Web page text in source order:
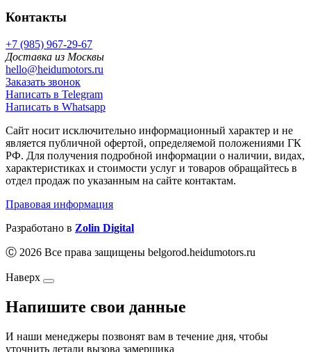
Контакты
+7 (985) 967-29-67
Доставка из Москвы
hello@heidumotors.ru
Заказать звонок
Написать в Telegram
Написать в Whatsapp
Сайт носит исключительно информационный характер и не
является публичной офертой, определяемой положениями ГК
РФ. Для получения подробной информации о наличии, видах,
характеристиках и стоимости услуг и товаров обращайтесь в
отдел продаж по указанным на сайте контактам.
Правовая информация
Разработано в Zolin Digital
Ⓒ 2026 Все права защищены belgorod.heidumotors.ru
Наверх
Напишите свои данные
И наши менеджеры позвонят вам в течение дня, чтобы
уточнить детали вызова замерщика